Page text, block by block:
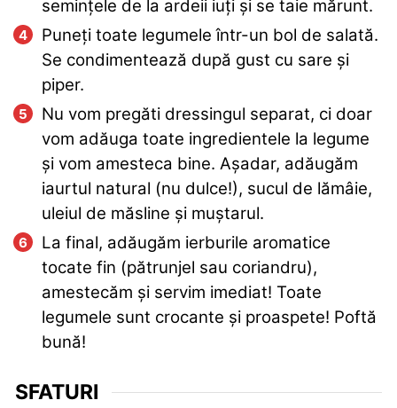
semințele de la ardeii iuți și se taie mărunt.
Puneți toate legumele într-un bol de salată.
Se condimentează după gust cu sare și
piper.
Nu vom pregăti dressingul separat, ci doar
vom adăuga toate ingredientele la legume
și vom amesteca bine. Așadar, adăugăm
iaurtul natural (nu dulce!), sucul de lămâie,
uleiul de măsline și muștarul.
La final, adăugăm ierburile aromatice
tocate fin (pătrunjel sau coriandru),
amestecăm și servim imediat! Toate
legumele sunt crocante și proaspete! Poftă
bună!
SFATURI